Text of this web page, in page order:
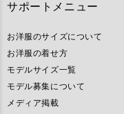
サポートメニュー
お洋服のサイズについて
お洋服の着せ方
モデルサイズ一覧
モデル募集について
メディア掲載